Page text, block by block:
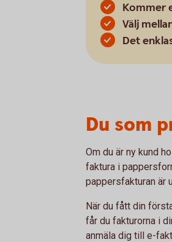
Kommer
Välj
Det
Du som
Om du är ny kund
faktura i
pappersfakturan är
När du fått din
får du fakturorna i
anmäla dig till e-